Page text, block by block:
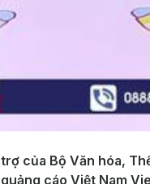
của Bộ Văn hóa,
cáo Việt Nam